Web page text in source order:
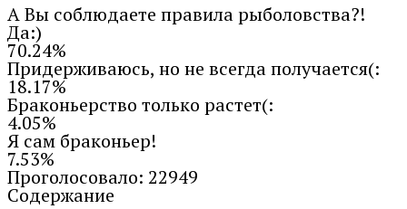
А Вы соблюдаете правила рыболовства?!
Да:)
70.24%
Придерживаюсь, но не всегда получается(:
18.17%
Браконьерство только растет(:
4.05%
Я сам браконьер!
7.53%
Проголосовало: 22949
Содержание